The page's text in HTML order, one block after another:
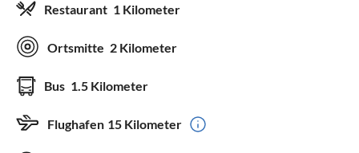
Restaurant 1 Kilometer
Ortsmitte 2 Kilometer
Bus 1.5 Kilometer
Flughafen 15 Kilometer